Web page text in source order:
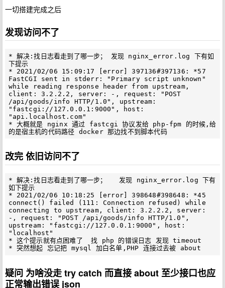
一切搭建完成之后
发现访问不了
* 解决:找日志看走到了哪一步； 发现 nginx_error.log 下有如
下提示
* 2021/02/06 15:09:17 [error] 397136#397136: *57
FastCGI sent in stderr: "Primary script unknown"
while reading response header from upstream,
client: 3.2.2.2, server: -, request: "POST
/api/goods/info HTTP/1.0", upstream:
"fastcgi://127.0.0.1:9000", host:
"api.localhost.com"
* 大概就是 nginx 通过 fastcgi 协议发给 php-fpm 的时候,给
改完 依旧访问不了
* 解决:找日志看走到了哪一步；   发现 nginx_error.log 下有
如下提示
* 2021/02/06 10:18:25 [error] 398648#398648: *45
connect() failed (111: Connection refused) while
connecting to upstream, client: 3.2.2.2, server:
-, request: "POST /api/goods/info HTTP/1.0",
upstream: "fastcgi://127.0.0.1:9000", host:
"localhost"
* 这个提示就有点困难了  找 php 的错误日志 发现 timeout
疑问 为啥没走 try catch 而直接 about 至少接口也应
正常输出错误 json